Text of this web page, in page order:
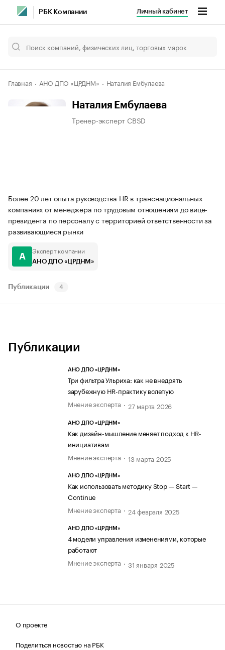
РБК Компании Личный кабинет
Главная АНО ДПО «ЦРДНМ» Наталия Ембулаева
Наталия Ембулаева
Тренер-эксперт CBSD
Более 20 лет опыта руководства HR в транснациональных
компаниях от менеджера по трудовым отношениям до вице-
президента по персоналу с территорией ответственности за
развивающиеся рынки
А
Эксперт компании
АНО ДПО «ЦРДНМ»
Публикации 4
Публикации
АНО ДПО «ЦРДНМ»
Три фильтра Ульриха: как не внедрять
зарубежную HR-практику вслепую
Мнение эксперта
27 марта 2026
АНО ДПО «ЦРДНМ»
Как дизайн-мышление меняет подход к HR-
инициативам
Мнение эксперта
13 марта 2025
АНО ДПО «ЦРДНМ»
Как использовать методику Stop — Start —
Continue
Мнение эксперта
24 февраля 2025
АНО ДПО «ЦРДНМ»
4 модели управления изменениями, которые
работают
Мнение эксперта
31 января 2025
О проекте
Поделиться новостью на РБК